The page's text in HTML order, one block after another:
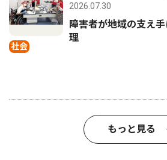
社会
2026.07.30
障害者が地域の支え
理
もっと見る